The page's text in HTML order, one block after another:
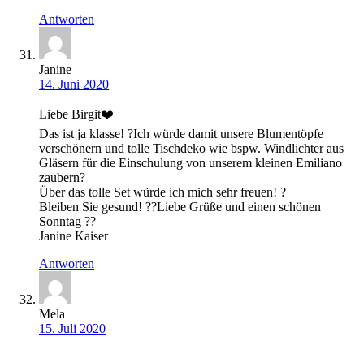
Antworten
Janine
14. Juni 2020
Liebe Birgit❤️
Das ist ja klasse! ?Ich würde damit unsere Blumentöpfe
verschönern und tolle Tischdeko wie bspw. Windlichter aus
Gläsern für die Einschulung von unserem kleinen Emiliano
zaubern?
Über das tolle Set würde ich mich sehr freuen! ?
Bleiben Sie gesund! ??Liebe Grüße und einen schönen
Sonntag ??
Janine Kaiser
Antworten
Mela
15. Juli 2020